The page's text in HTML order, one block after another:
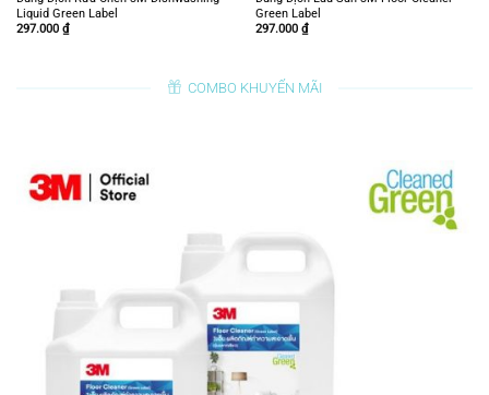
Liquid Green Label
297.000 ₫
Green Label
297.000 ₫
COMBO KHUYẾN MÃI